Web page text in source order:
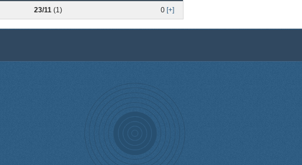
23/11 (1) 0 [+]